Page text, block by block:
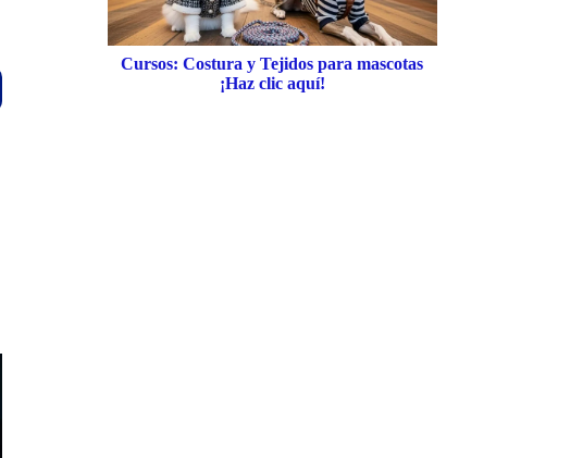
Cursos: Costura y Tejidos para mascotas
¡Haz clic aquí!